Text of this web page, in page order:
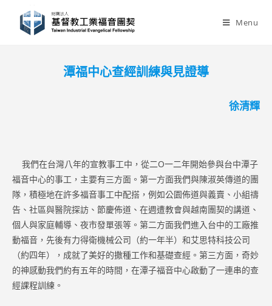
content
Menu
潭福中心查經訓練與見證導
徐清輝
我們在台灣八年的宣教事工中，從二O一二年開始參與台中潭子
福音中心的事工，主要有三方面。第一方面我們與陳淑英傳道的團
隊，積極地在許多福音事工中配搭，例如公園佈道與義賣、小組禱
告、社區與醫院探訪、節慶佈道、在週遭教會與越南團契的講道、
個人與家庭輔導、夜市發單張等。第二方面我們進入台中的工廠推
動福音，先後有力得衛機械公司（約一年半）和艾思特科技公司
（約四年），成就了美好的撒種工作和基礎查經。第三方面，奇妙
的神感動我們約有五年的時間，在潭子福音中心啟動了一連串的查
經課程訓練。